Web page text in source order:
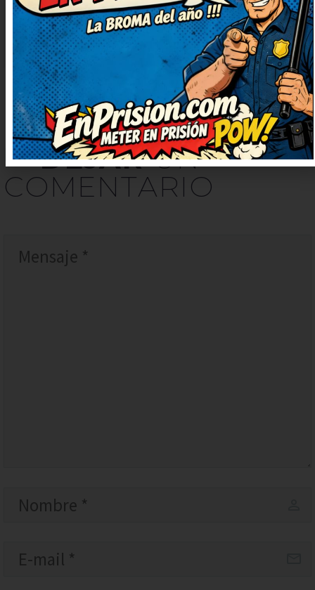
gracias.
DEJARUN
COMENTARIO